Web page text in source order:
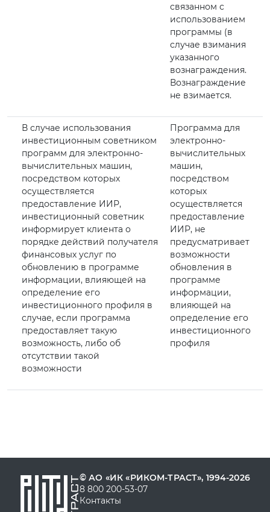
связанном с
использованием
программы (в
случае взимания
указанного
вознаграждения.
Вознаграждение
не взимается.
В случае использования
инвестиционным советником
программ для электронно-
вычислительных машин,
посредством которых
осуществляется
предоставление ИИР,
инвестиционный советник
информирует клиента о
порядке действий получателя
финансовых услуг по
обновлению в программе
информации, влияющей на
определение его
инвестиционного профиля в
случае, если программа
предоставляет такую
возможность, либо об
отсутствии такой
возможности
Программа для
электронно-
вычислительных
машин,
посредством
которых
осуществляется
предоставление
ИИР, не
предусматривает
возможности
обновления в
программе
информации,
влияющей на
определение его
инвестиционного
профиля
© АО «ИК «РИКОМ-ТРАСТ», 1994-2026
8 800 200-53-07
Контакты